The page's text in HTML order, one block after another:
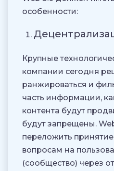
особенности:
Крупные
компании сегодня
ранжироваться и
часть информации,
контента будут
будут запрещены.
переложить
вопросам на
(сообщество) через